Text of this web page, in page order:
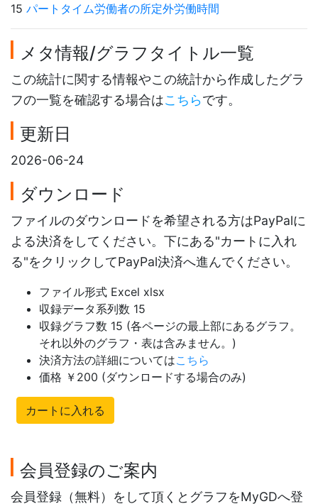
15 パートタイム労働者の所定外労働時間
メタ情報/グラフタイトル一覧
この統計に関する情報やこの統計から作成したグラ
フの一覧を確認する場合はこちらです。
更新日
2026-06-24
ダウンロード
ファイルのダウンロードを希望される方はPayPalに
よる決済をしてください。下にある"カートに入れ
る"をクリックしてPayPal決済へ進んでください。
ファイル形式 Excel xlsx
収録データ系列数 15
収録グラフ数 15 (各ページの最上部にあるグラフ。
それ以外のグラフ・表は含みません。)
決済方法の詳細についてはこちら
価格 ￥200 (ダウンロードする場合のみ)
カートに入れる
会員登録のご案内
会員登録（無料）をして頂くとグラフをMyGDへ登